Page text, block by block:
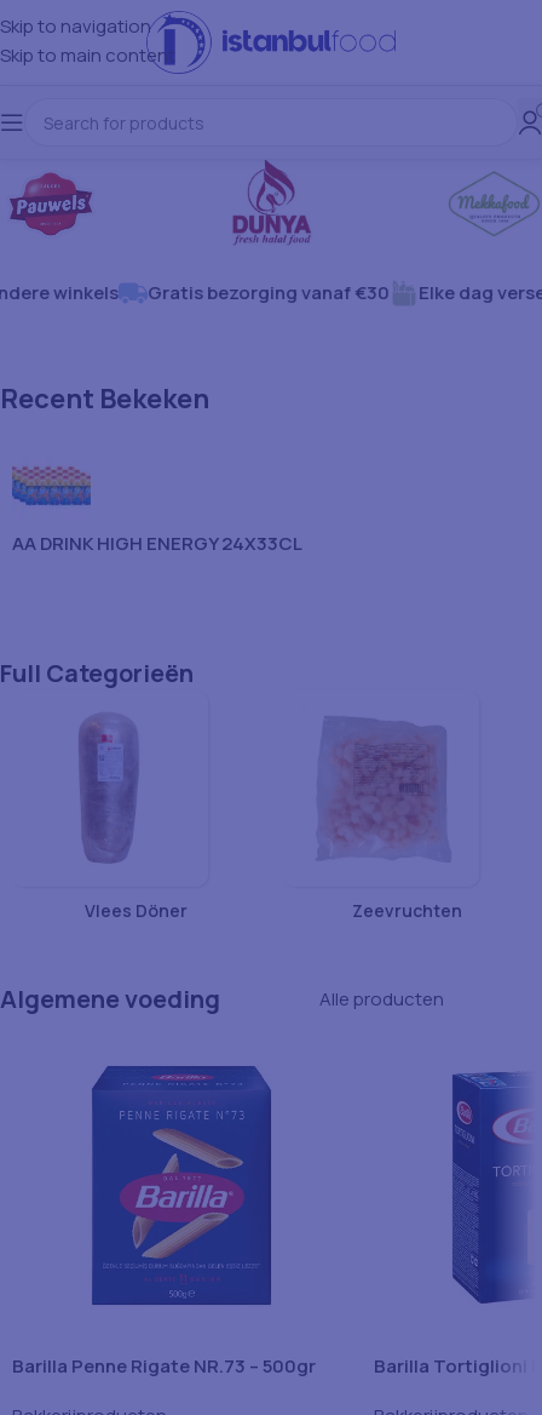
Skip to navigation
Skip to main content
winkels Gratis bezorging vanaf €30 Elke dag verse
Recent Bekeken
AA DRINK HIGH ENERGY 24X33CL
Full Categorieën
Vlees Döner Zeevruchten
Algemene voeding Alle producten
Barilla Penne Rigate NR.73 – 500gr
Barilla Tortiglioni